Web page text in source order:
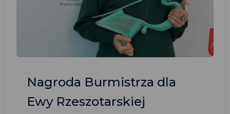
Nagroda Burmistrza dla
Ewy Rzeszotarskiej